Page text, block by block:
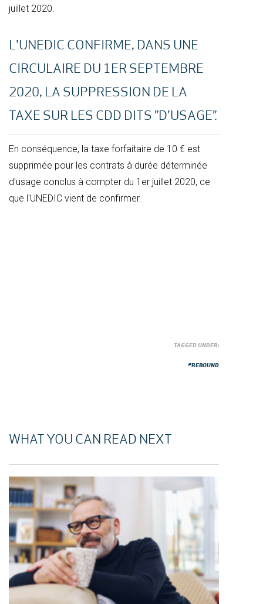
juillet 2020.
L'UNEDIC CONFIRME, DANS UNE
CIRCULAIRE DU 1ER SEPTEMBRE
2020, LA SUPPRESSION DE LA
TAXE SUR LES CDD DITS ”D'USAGE”.
En conséquence, la taxe forfaitaire de 10 € est
supprimée pour les contrats à durée déterminée
d'usage conclus à compter du 1er juillet 2020, ce
que l'UNEDIC vient de confirmer.
TAGGED UNDER:
#REBOUND
WHAT YOU CAN READ NEXT